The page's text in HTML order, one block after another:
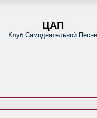
ЦАП
Клуб Самодеятельной Песни